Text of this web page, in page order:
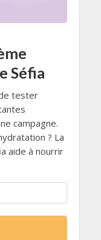
Séfia
tester
campagne.
? La
aide à nourrir